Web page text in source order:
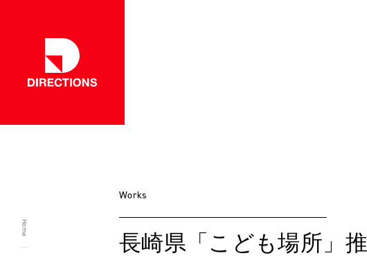
Home
Works
長崎県「こども場所」